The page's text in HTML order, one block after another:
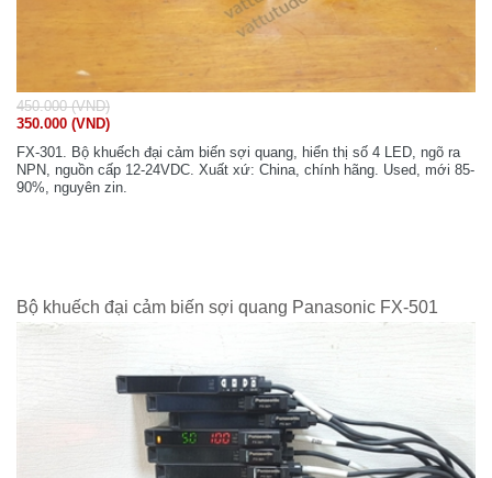
450.000 (VND)
350.000 (VND)
FX-301. Bộ khuếch đại cảm biến sợi quang, hiển thị số 4 LED, ngõ ra
NPN, nguồn cấp 12-24VDC. Xuất xứ: China, chính hãng. Used, mới 85-
90%, nguyên zin.
Bộ khuếch đại cảm biến sợi quang Panasonic FX-501